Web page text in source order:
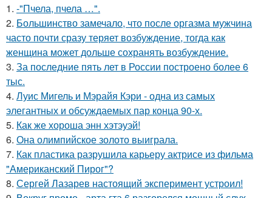
1. -"Пчела, пчела …".
2. Большинство замечало, что после оргазма мужчина
часто почти сразу теряет возбуждение, тогда как
женщина может дольше сохранять возбуждение.
3. За последние пять лет в России построено более 6
тыс.
4. Луис Мигель и Мэрайя Кэри - одна из самых
элегантных и обсуждаемых пар конца 90-х.
5. Как же хороша энн хэтэуэй!
6. Она олимпийское золото выиграла.
7. Как пластика разрушила карьеру актрисе из фильма
"Американский Пирог"?
8. Сергей Лазарев настоящий эксперимент устроил!